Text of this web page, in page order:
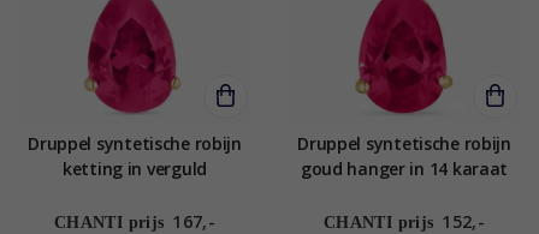
Druppel syntetische robijn
ketting in verguld
9 karaat goud - Gold
CHANTI prijs 167,-
Druppel syntetische robijn
goud hanger in 14 karaat
CHANTI prijs 152,-